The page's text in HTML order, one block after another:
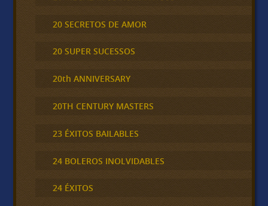
20 SECRETOS DE AMOR
20 SUPER SUCESSOS
20th ANNIVERSARY
20TH CENTURY MASTERS
23 ÉXITOS BAILABLES
24 BOLEROS INOLVIDABLES
24 ÉXITOS